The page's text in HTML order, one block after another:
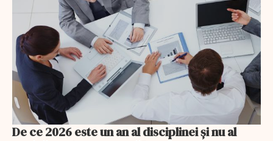
De ce 2026 este un an al disciplinei și nu al